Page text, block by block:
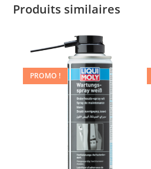
Produits similaires
PROMO !